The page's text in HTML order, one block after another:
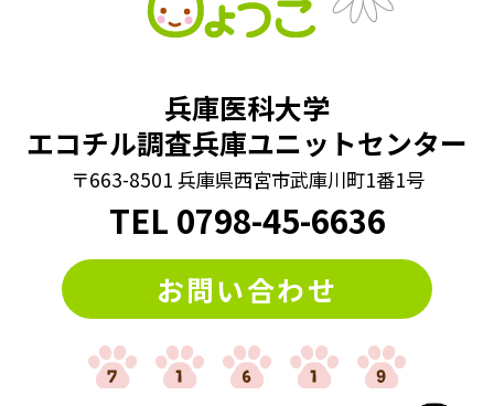
兵庫医科大学
エコチル調査兵庫ユニットセンター
〒663-8501 兵庫県西宮市武庫川町1番1号
TEL 0798-45-6636
お問い合わせ